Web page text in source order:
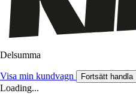
Delsumma
Visa min kundvagn Fortsätt handla
Loading...